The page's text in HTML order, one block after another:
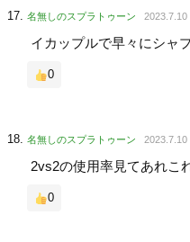
名無しのスプラトゥーン 2023.7.10
イカップルで早々にシャ
0
名無しのスプラトゥーン 2023.7.10
2vs2の使用率見てあれこ
0